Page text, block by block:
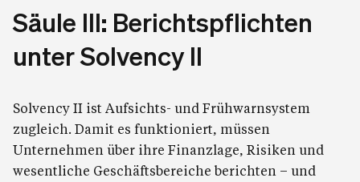
Säule III: Berichtspflichten
unter Solvency II
Solvency II ist Aufsichts- und Frühwarnsystem
zugleich. Damit es funktioniert, müssen
Unternehmen über ihre Finanzlage, Risiken und
wesentliche Geschäftsbereiche berichten – und